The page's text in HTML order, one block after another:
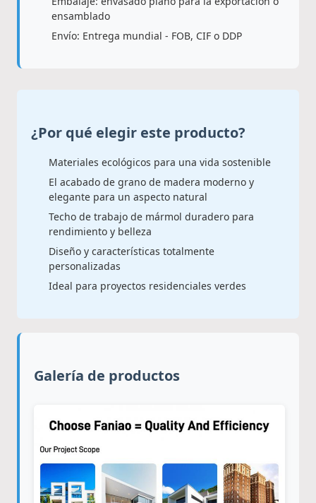
ensamblado
Envío: Entrega mundial - FOB, CIF o DDP
¿Por qué elegir este producto?
Materiales ecológicos para una vida sostenible
El acabado de grano de madera moderno y
elegante para un aspecto natural
Techo de trabajo de mármol duradero para
rendimiento y belleza
Diseño y características totalmente
personalizadas
Ideal para proyectos residenciales verdes
Galería de productos